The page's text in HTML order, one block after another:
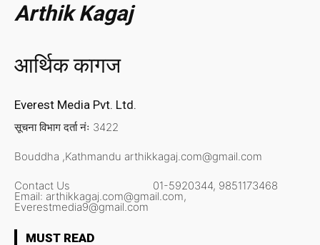
Arthik Kagaj
आर्थिक कागज
Everest Media Pvt. Ltd.
सूचना विभाग दर्ता नंः 3422
Bouddha ,Kathmandu arthikkagaj.com@gmail.com
Contact Us 01-5920344, 9851173468
Email: arthikkagaj.com@gmail.com,
Everestmedia9@gmail.com
MUST READ